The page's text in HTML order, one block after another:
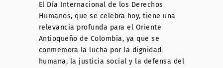
El Día Internacional de los Derechos
Humanos, que se celebra hoy, tiene una
relevancia profunda para el Oriente
Antioqueño de Colombia, ya que se
conmemora la lucha por la dignidad
humana, la justicia social y la defensa del